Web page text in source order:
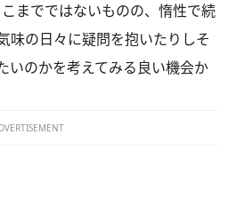
までではないものの、惰性で続
味の日々に疑問を抱いたりしそ
いのかを考えてみる良い機会か